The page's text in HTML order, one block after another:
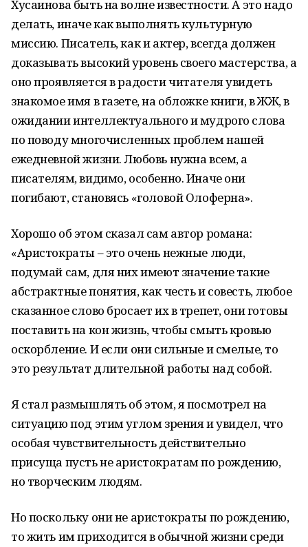
Хусаинова быть на волне известности. А это надо
делать, иначе как выполнять культурную
миссию. Писатель, как и актер, всегда должен
доказывать высокий уровень своего мастерства, а
оно проявляется в радости читателя увидеть
знакомое имя в газете, на обложке книги, в ЖЖ, в
ожидании интеллектуального и мудрого слова
по поводу многочисленных проблем нашей
ежедневной жизни. Любовь нужна всем, а
писателям, видимо, особенно. Иначе они
погибают, становясь «головой Олоферна».
Хорошо об этом сказал сам автор романа:
«Аристократы – это очень нежные люди,
подумай сам, для них имеют значение такие
абстрактные понятия, как честь и совесть, любое
сказанное слово бросает их в трепет, они готовы
поставить на кон жизнь, чтобы смыть кровью
оскорбление. И если они сильные и смелые, то
это результат длительной работы над собой.
Я стал размышлять об этом, я посмотрел на
ситуацию под этим углом зрения и увидел, что
особая чувствительность действительно
присуща пусть не аристократам по рождению,
но творческим людям.
Но поскольку они не аристократы по рождению,
то жить им приходится в обычной жизни среди